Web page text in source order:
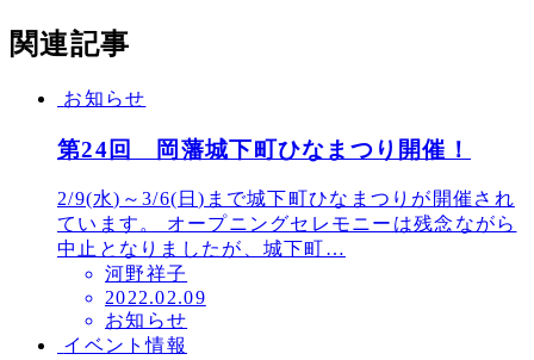
関連記事
お知らせ
第24回 岡藩城下町ひなまつり開催！
2/9(水)～3/6(日)まで城下町ひなまつりが開催され
ています。 オープニングセレモニーは残念ながら
中止となりましたが、城下町…
河野祥子
投
稿
日
2022.02.09
お知らせ
イベント情報